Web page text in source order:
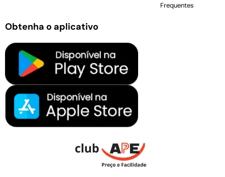
Frequentes
Obtenha o aplicativo